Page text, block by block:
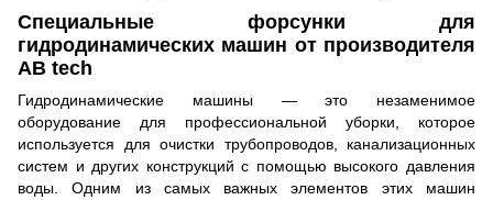
Специальные форсунки для
гидродинамических машин от производителя
AB tech
Гидродинамические машины — это незаменимое
оборудование для профессиональной уборки, которое
используется для очистки трубопроводов, канализационных
систем и других конструкций с помощью высокого давления
воды. Одним из самых важных элементов этих машин